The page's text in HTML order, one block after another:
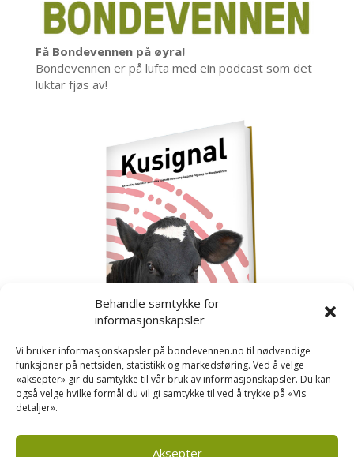
Behandle samtykke for
informasjonskapsler
Vi bruker informasjonskapsler på bondevennen.no til nødvendige
funksjoner på nettsiden, statistikk og markedsføring. Ved å velge
«aksepter» gir du samtykke til vår bruk av informasjonskapsler. Du kan
også velge hvilke formål du vil gi samtykke til ved å trykke på «Vis
detaljer».
Aksepter
Få Bondevennen på øyra!
Bondevennen er på lufta med ein podcast som det
luktar fjøs av!
Kusignal
om kusignal i eit eige hefte.